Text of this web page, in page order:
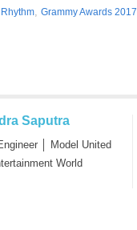
, Grammy Awards 2017
Saputra
│ Model United
World